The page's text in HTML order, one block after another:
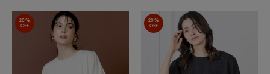
20%
OFF
20%
OFF